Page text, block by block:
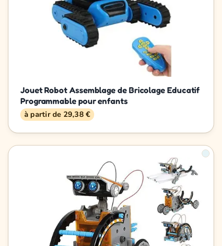
Jouet Robot Assemblage de Bricolage Educatif
Programmable pour enfants
à partir de 29,38 €